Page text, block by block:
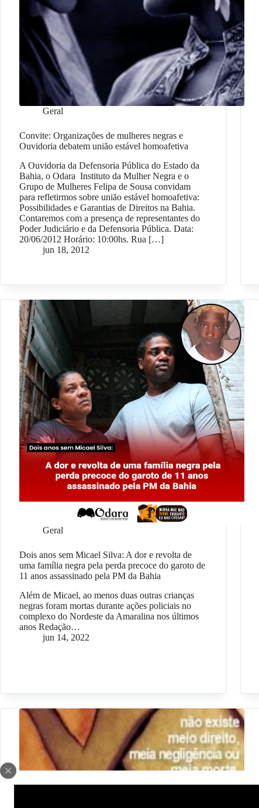
Geral
Convite: Organizações de mulheres negras e
Ouvidoria debatem união estável homoafetiva
A Ouvidoria da Defensoria Pública do Estado da
Bahia, o Odara Instituto da Mulher Negra e o
Grupo de Mulheres Felipa de Sousa convidam
para refletirmos sobre união estável homoafetiva:
Possibilidades e Garantias de Direitos na Bahia.
Contaremos com a presença de representantes do
Poder Judiciário e da Defensoria Pública. Data:
20/06/2012 Horário: 10:00hs. Rua […]
jun 18, 2012
Geral
Dois anos sem Micael Silva: A dor e revolta de
uma família negra pela perda precoce do garoto de
11 anos assassinado pela PM da Bahia
Além de Micael, ao menos duas outras crianças
negras foram mortas durante ações policiais no
complexo do Nordeste da Amaralina nos últimos
anos Redação…
jun 14, 2022